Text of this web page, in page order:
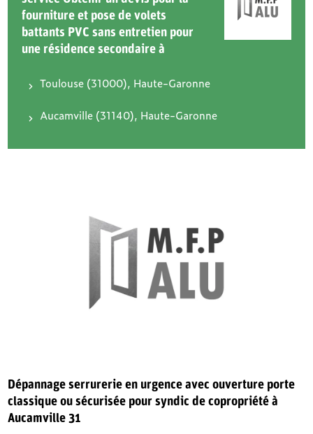
fourniture et pose de volets
battants PVC sans entretien pour
une résidence secondaire à
Toulouse (31000), Haute-Garonne
Aucamville (31140), Haute-Garonne
Dépannage serrurerie en urgence avec ouverture porte
classique ou sécurisée pour syndic de copropriété à
Aucamville 31